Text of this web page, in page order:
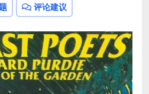
评论建议